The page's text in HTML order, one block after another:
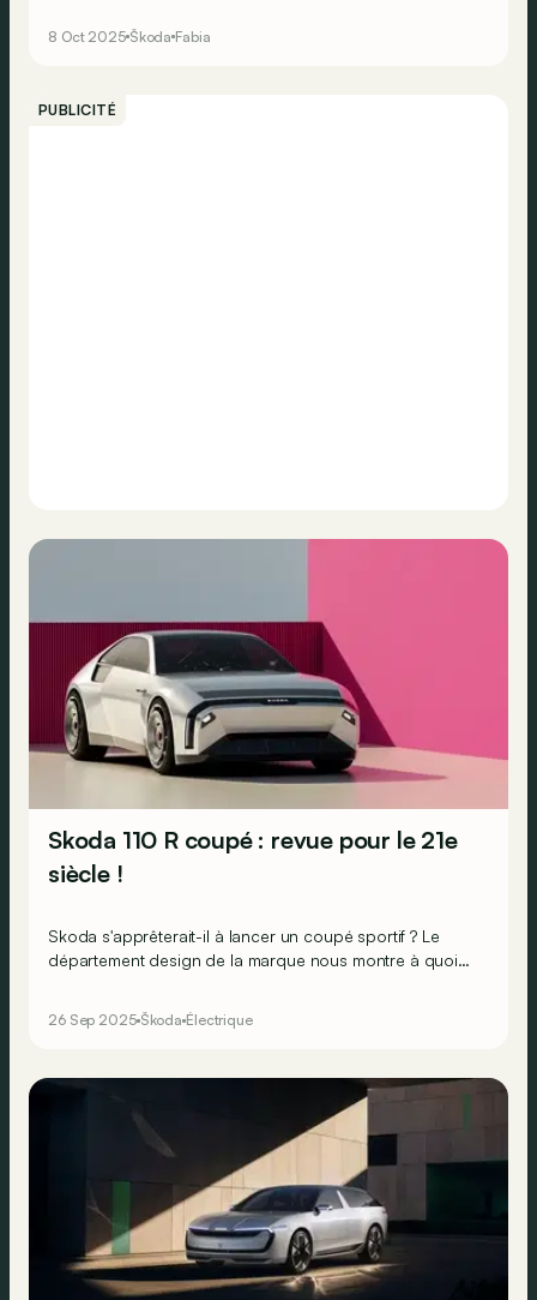
rapide de la saga même sans arborer le blason « RS »
de ses devancières.
8 Oct 2025 Škoda Fabia
PUBLICITÉ
Skoda 110 R coupé : revue pour le 21e
siècle !
Skoda s'apprêterait-il à lancer un coupé sportif ? Le
département design de la marque nous montre à quoi
26 Sep 2025 Škoda Électrique